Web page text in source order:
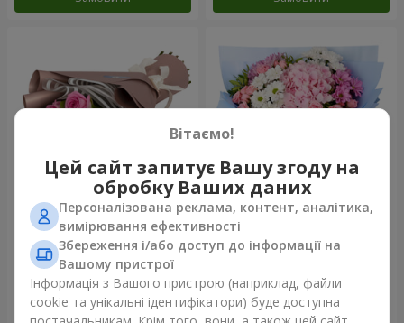
Букет "7 рожевих троянд!"
1 124 грн
Замовити
Романтичний букет
"Небеса"
Замовити
Вітаємо!
Цей сайт запитує Вашу згоду на
обробку Ваших даних
Персоналізована реклама, контент, аналітика,
вимірювання ефективності
Збереження і/або доступ до інформації на
Вашому пристрої
Інформація з Вашого пристрою (наприклад, файли
cookie та унікальні ідентифікатори) буде доступна